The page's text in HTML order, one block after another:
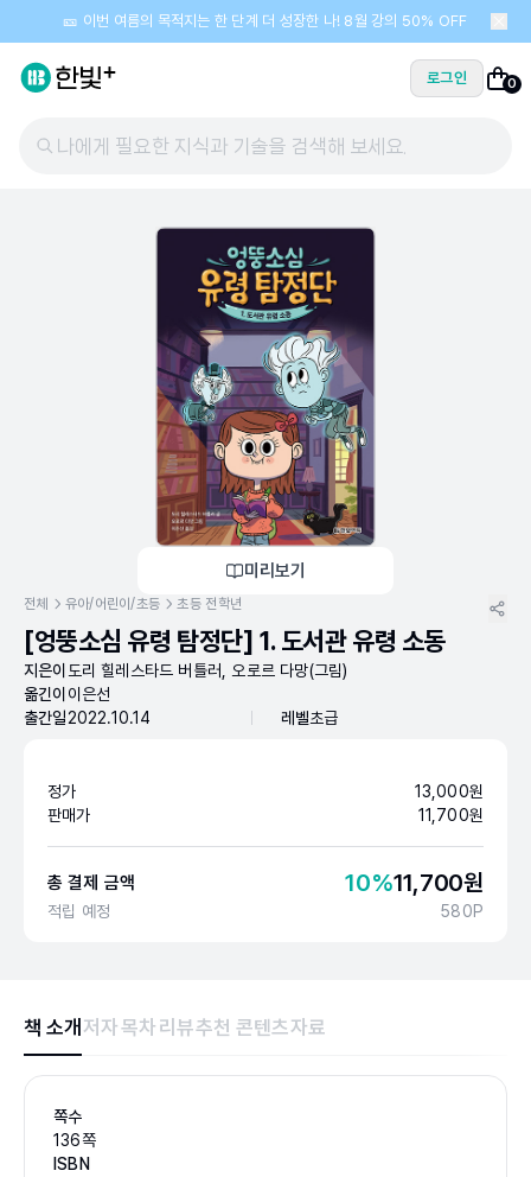
🎫 이번 여름의 목적지는 한 단계 더 성장한 나! 8월 강의 50% OFF
로그인 0
나에게 필요한 지식과 기술을 검색해 보세요.
미리보기
전체 유아/어린이/초등 초등 전학년
[엉뚱소심 유령 탐정단] 1. 도서관 유령 소동
지은이 도리 힐레스타드 버틀러, 오로르 다망(그림)
옮긴이 이은선
출간일2022.10.14 레벨초급
정가 13,000원
판매가
11,700원
총 결제 금액 10%11,700원
적립 예정 580P
책 소개 저자목차 리뷰추천 콘텐츠자료
쪽수
136쪽
ISBN